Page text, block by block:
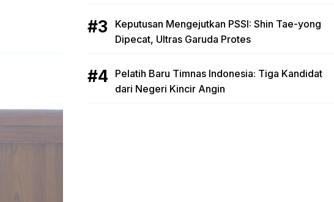
Keputusan Mengejutkan PSSI: Shin Tae-yong
Dipecat, Ultras Garuda Protes
Pelatih Baru Timnas Indonesia: Tiga Kandidat
dari Negeri Kincir Angin